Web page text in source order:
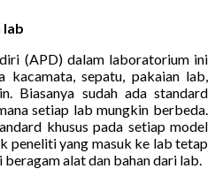
lab
(APD) dalam laboratorium ini
kacamata, sepatu, pakaian lab,
Biasanya sudah ada standard
setiap lab mungkin berbeda.
khusus pada setiap model
peneliti yang masuk ke lab tetap
alat dan bahan dari lab.